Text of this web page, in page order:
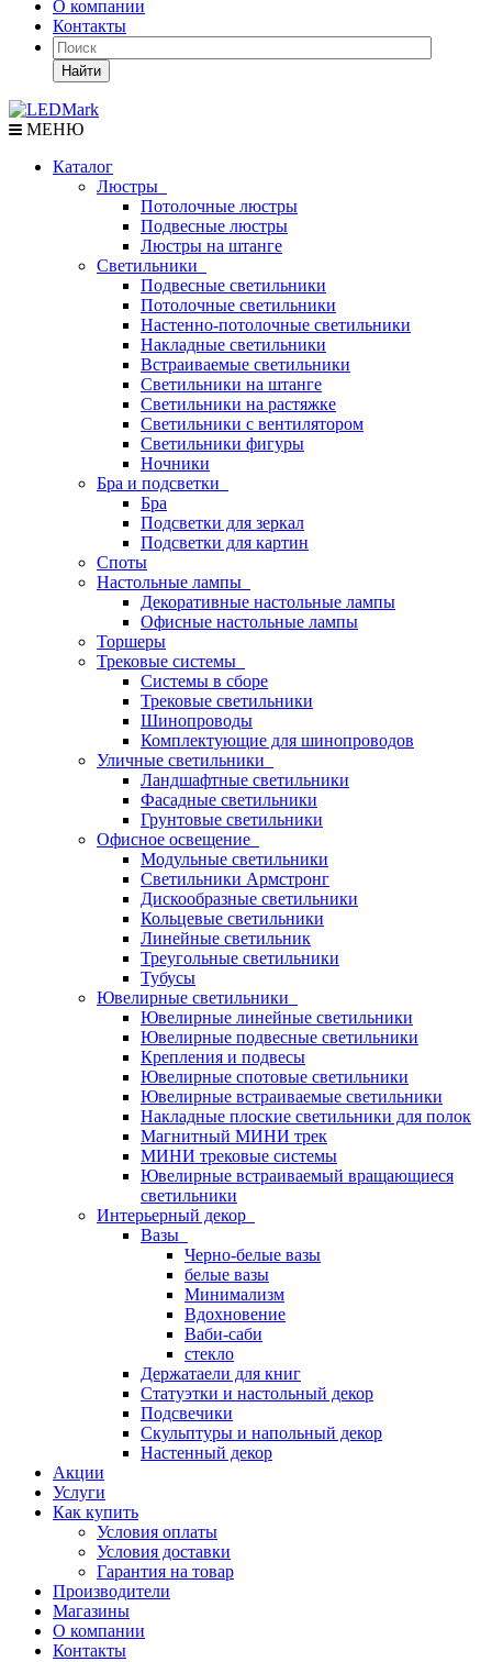
О компании
Контакты
Найти
МЕНЮ
Каталог
Люстры
Потолочные люстры
Подвесные люстры
Люстры на штанге
Светильники
Подвесные светильники
Потолочные светильники
Настенно-потолочные светильники
Накладные светильники
Встраиваемые светильники
Светильники на штанге
Светильники на растяжке
Светильники с вентилятором
Светильники фигуры
Ночники
Бра и подсветки
Бра
Подсветки для зеркал
Подсветки для картин
Споты
Настольные лампы
Декоративные настольные лампы
Офисные настольные лампы
Торшеры
Трековые системы
Системы в сборе
Трековые светильники
Шинопроводы
Комплектующие для шинопроводов
Уличные светильники
Ландшафтные светильники
Фасадные светильники
Грунтовые светильники
Офисное освещение
Модульные светильники
Светильники Армстронг
Дискообразные светильники
Кольцевые светильники
Линейные светильник
Треугольные светильники
Тубусы
Ювелирные светильники
Ювелирные линейные светильники
Ювелирные подвесные светильники
Крепления и подвесы
Ювелирные спотовые светильники
Ювелирные встраиваемые светильники
Накладные плоские светильники для полок
Магнитный МИНИ трек
МИНИ трековые системы
Ювелирные встраиваемый вращающиеся
светильники
Интерьерный декор
Вазы
Черно-белые вазы
белые вазы
Минимализм
Вдохновение
Ваби-саби
стекло
Держатаели для книг
Статуэтки и настольный декор
Подсвечики
Скульптуры и напольный декор
Настенный декор
Акции
Услуги
Как купить
Условия оплаты
Условия доставки
Гарантия на товар
Производители
Магазины
О компании
Контакты